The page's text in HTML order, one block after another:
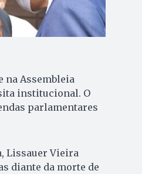
na Assembleia
institucional. O
parlamentares
Lissauer Vieira
diante da morte de